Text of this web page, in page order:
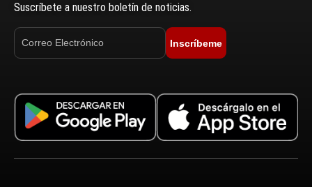
Suscríbete a nuestro boletín de noticias.
Inscríbeme